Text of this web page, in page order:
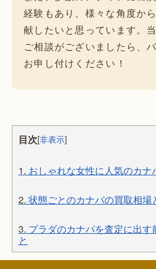
経験もあり、様々な角度か
献したいと思っています。
ご相談がございましたら、
お申し付けください！
目次[非表示]
1. おしゃれな女性に人気のカナ
2. 状態ごとのカナパの買取相場
3. プラダのカナパを査定に出す
と